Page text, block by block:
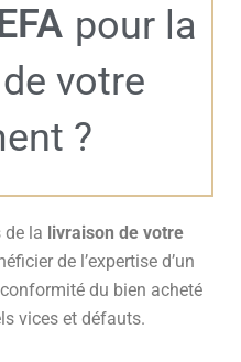
pour la
votre
?
de la livraison de votre
de l’expertise d’un
du bien acheté
vices et défauts.